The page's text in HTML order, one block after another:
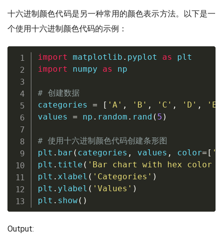
十六进制颜色代码是另一种常用的颜色表示方法。以下是一
个使用十六进制颜色代码的示例：
import matplotlib . pyplot as
import numpy as np
# 创建数据
categories = [ 'A' , 'B' , 'C' , 'D' , 'E'
values = np . random . rand ( 5 )
# 使用十六进制颜色代码创建条形图
plt . bar ( categories , values , color= [
plt . title ( 'Bar chart with hex color
plt . xlabel ( 'Categories' )
plt . ylabel ( 'Values' )
plt . show( )
Output: